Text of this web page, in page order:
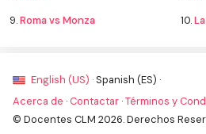
9.Roma vs Monza 10.La
English (US) · Spanish (ES) ·
Acerca de · Contactar ·Términos y
© Docentes CLM 2026. Derechos